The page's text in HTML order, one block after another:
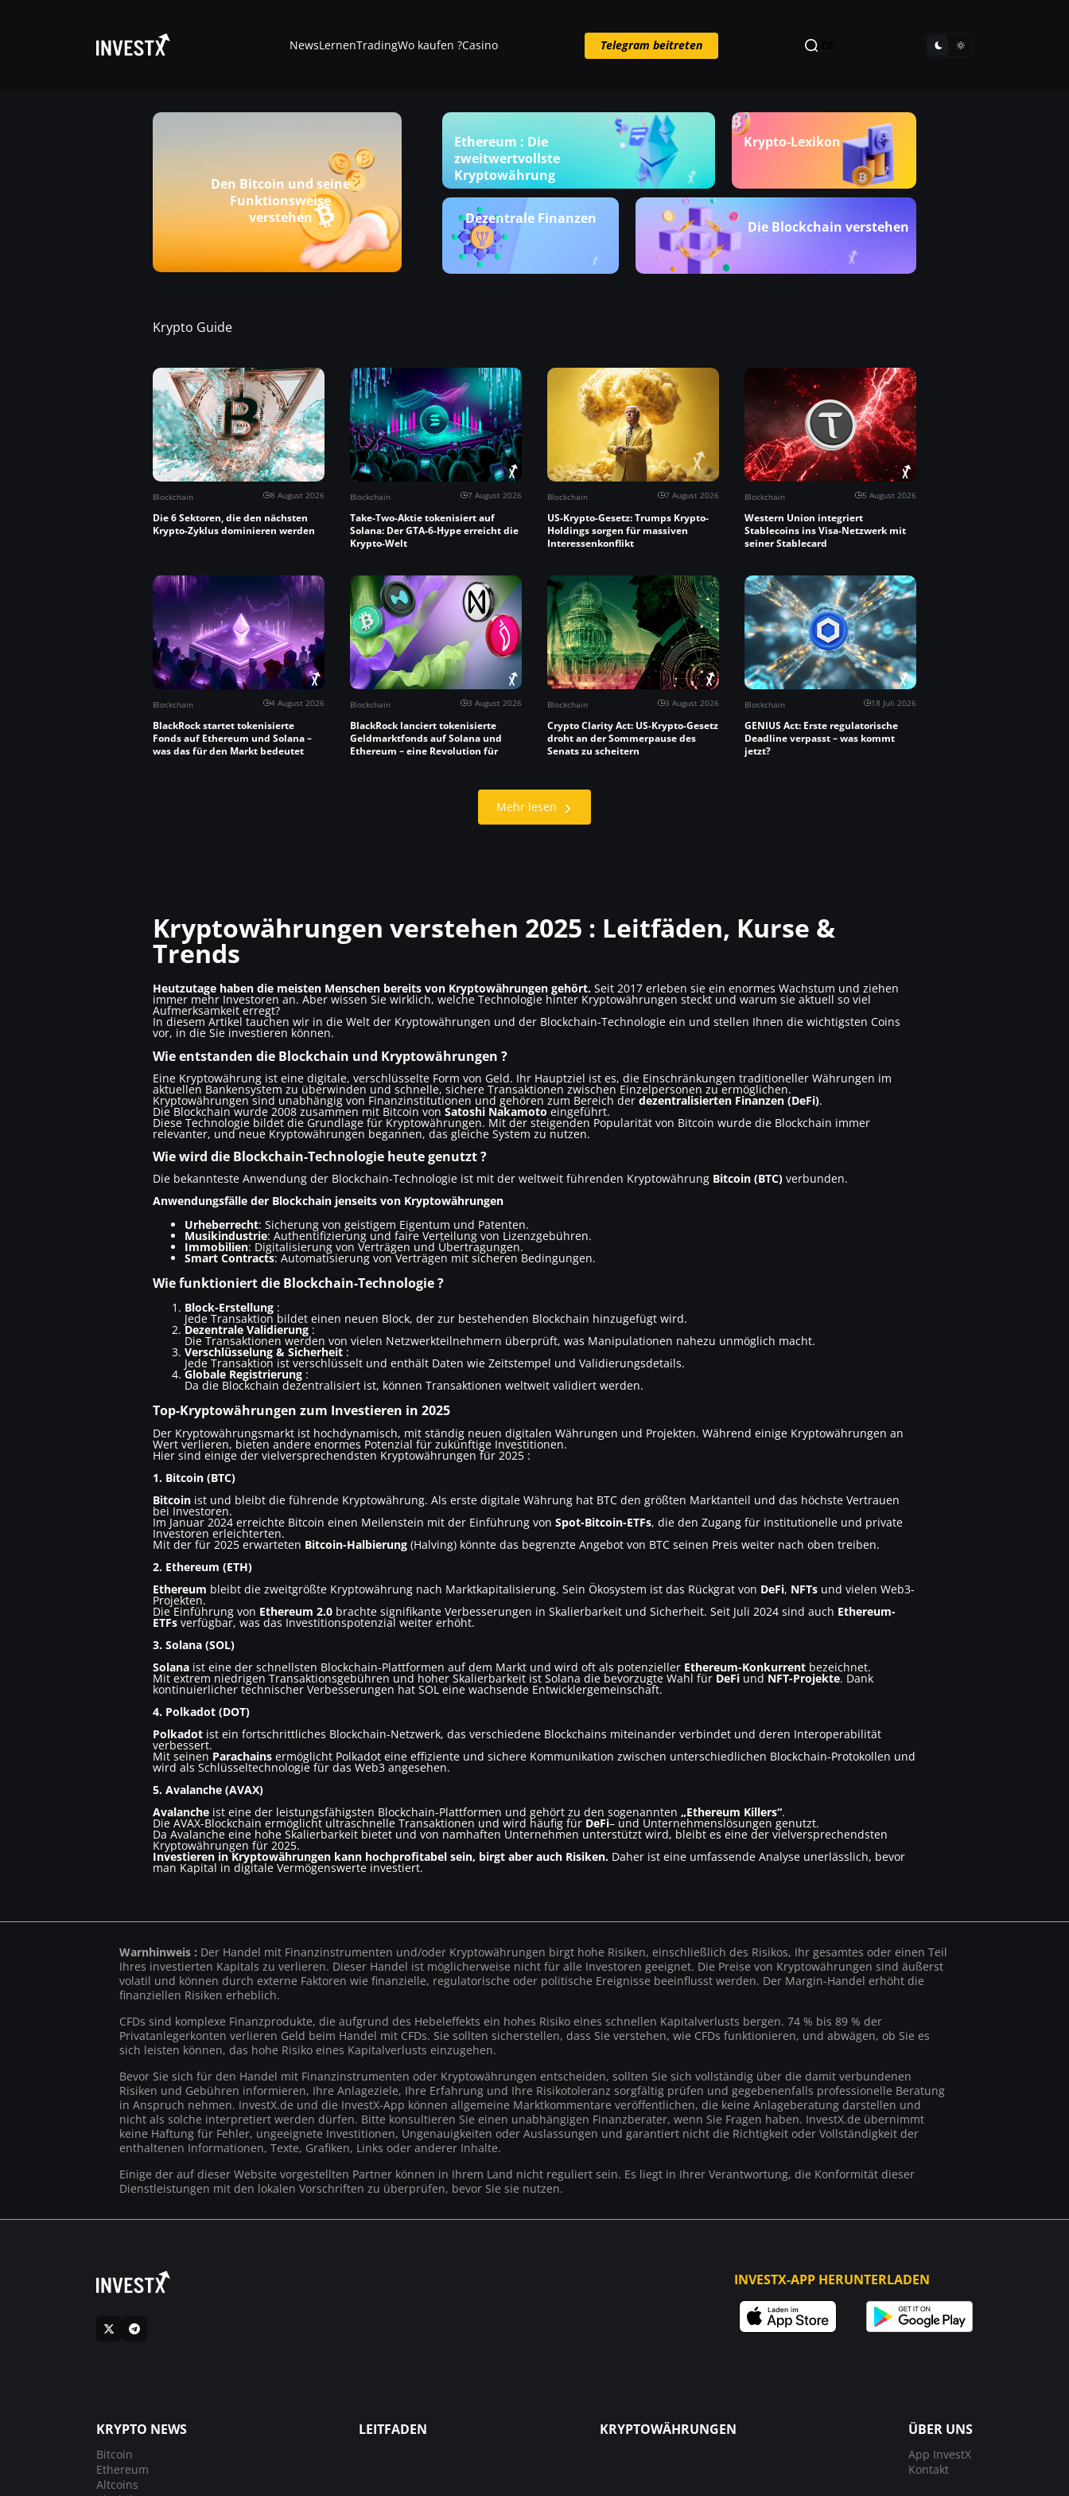
NewsLernenTradingWo kaufen ?Casino Telegram beitreten
Den Bitcoin und seine
Funktionsweise
verstehen
Ethereum : Die
zweitwertvollste
Kryptowährung
Krypto-Lexikon
Dezentrale Finanzen Die Blockchain verstehen
Krypto Guide
Blockchain 8 August 2026
Die 6 Sektoren, die den nächsten
Krypto-Zyklus dominieren werden
Blockchain 7 August 2026
Take-Two-Aktie tokenisiert auf
Solana: Der GTA-6-Hype erreicht die
Krypto-Welt
Blockchain 7 August 2026
US-Krypto-Gesetz: Trumps Krypto-
Holdings sorgen für massiven
Interessenkonflikt
Blockchain 5 August 2026
Western Union integriert
Stablecoins ins Visa-Netzwerk mit
seiner Stablecard
Blockchain 4 August 2026
BlackRock startet tokenisierte
Fonds auf Ethereum und Solana –
was das für den Markt bedeutet
Blockchain 3 August 2026
BlackRock lanciert tokenisierte
Geldmarktfonds auf Solana und
Ethereum – eine Revolution für
Blockchain 3 August 2026
Crypto Clarity Act: US-Krypto-Gesetz
droht an der Sommerpause des
Senats zu scheitern
Blockchain 18 Juli 2026
GENIUS Act: Erste regulatorische
Deadline verpasst – was kommt
jetzt?
Mehr lesen
Kryptowährungen verstehen 2025 : Leitfäden, Kurse &
Trends
Heutzutage haben die meisten Menschen bereits von Kryptowährungen gehört. Seit 2017 erleben sie ein enormes Wachstum und ziehen
immer mehr Investoren an. Aber wissen Sie wirklich, welche Technologie hinter Kryptowährungen steckt und warum sie aktuell so viel
Aufmerksamkeit erregt?
In diesem Artikel tauchen wir in die Welt der Kryptowährungen und der Blockchain-Technologie ein und stellen Ihnen die wichtigsten Coins
vor, in die Sie investieren können.
Wie entstanden die Blockchain und Kryptowährungen ?
Eine Kryptowährung ist eine digitale, verschlüsselte Form von Geld. Ihr Hauptziel ist es, die Einschränkungen traditioneller Währungen im
aktuellen Bankensystem zu überwinden und schnelle, sichere Transaktionen zwischen Einzelpersonen zu ermöglichen.
Kryptowährungen sind unabhängig von Finanzinstitutionen und gehören zum Bereich der dezentralisierten Finanzen (DeFi).
Die Blockchain wurde 2008 zusammen mit Bitcoin von Satoshi Nakamoto eingeführt.
Diese Technologie bildet die Grundlage für Kryptowährungen. Mit der steigenden Popularität von Bitcoin wurde die Blockchain immer
relevanter, und neue Kryptowährungen begannen, das gleiche System zu nutzen.
Wie wird die Blockchain-Technologie heute genutzt ?
Die bekannteste Anwendung der Blockchain-Technologie ist mit der weltweit führenden Kryptowährung Bitcoin (BTC) verbunden.
Anwendungsfälle der Blockchain jenseits von Kryptowährungen
Urheberrecht: Sicherung von geistigem Eigentum und Patenten.
Musikindustrie: Authentifizierung und faire Verteilung von Lizenzgebühren.
Immobilien: Digitalisierung von Verträgen und Übertragungen.
Smart Contracts: Automatisierung von Verträgen mit sicheren Bedingungen.
Wie funktioniert die Blockchain-Technologie ?
Block-Erstellung :
Jede Transaktion bildet einen neuen Block, der zur bestehenden Blockchain hinzugefügt wird.
Dezentrale Validierung :
Die Transaktionen werden von vielen Netzwerkteilnehmern überprüft, was Manipulationen nahezu unmöglich macht.
Verschlüsselung & Sicherheit :
Jede Transaktion ist verschlüsselt und enthält Daten wie Zeitstempel und Validierungsdetails.
Globale Registrierung :
Da die Blockchain dezentralisiert ist, können Transaktionen weltweit validiert werden.
Top-Kryptowährungen zum Investieren in 2025
Der Kryptowährungsmarkt ist hochdynamisch, mit ständig neuen digitalen Währungen und Projekten. Während einige Kryptowährungen an
Wert verlieren, bieten andere enormes Potenzial für zukünftige Investitionen.
Hier sind einige der vielversprechendsten Kryptowährungen für 2025 :
1. Bitcoin (BTC)
Bitcoin ist und bleibt die führende Kryptowährung. Als erste digitale Währung hat BTC den größten Marktanteil und das höchste Vertrauen
bei Investoren.
Im Januar 2024 erreichte Bitcoin einen Meilenstein mit der Einführung von Spot-Bitcoin-ETFs, die den Zugang für institutionelle und private
Investoren erleichterten.
Mit der für 2025 erwarteten Bitcoin-Halbierung (Halving) könnte das begrenzte Angebot von BTC seinen Preis weiter nach oben treiben.
2. Ethereum (ETH)
Ethereum bleibt die zweitgrößte Kryptowährung nach Marktkapitalisierung. Sein Ökosystem ist das Rückgrat von DeFi, NFTs und vielen Web3-
Projekten.
Die Einführung von Ethereum 2.0 brachte signifikante Verbesserungen in Skalierbarkeit und Sicherheit. Seit Juli 2024 sind auch Ethereum-
ETFs verfügbar, was das Investitionspotenzial weiter erhöht.
3. Solana (SOL)
Solana ist eine der schnellsten Blockchain-Plattformen auf dem Markt und wird oft als potenzieller Ethereum-Konkurrent bezeichnet.
Mit extrem niedrigen Transaktionsgebühren und hoher Skalierbarkeit ist Solana die bevorzugte Wahl für DeFi und NFT-Projekte. Dank
kontinuierlicher technischer Verbesserungen hat SOL eine wachsende Entwicklergemeinschaft.
4. Polkadot (DOT)
Polkadot ist ein fortschrittliches Blockchain-Netzwerk, das verschiedene Blockchains miteinander verbindet und deren Interoperabilität
verbessert.
Mit seinen Parachains ermöglicht Polkadot eine effiziente und sichere Kommunikation zwischen unterschiedlichen Blockchain-Protokollen und
wird als Schlüsseltechnologie für das Web3 angesehen.
5. Avalanche (AVAX)
Avalanche ist eine der leistungsfähigsten Blockchain-Plattformen und gehört zu den sogenannten „Ethereum Killers“.
Die AVAX-Blockchain ermöglicht ultraschnelle Transaktionen und wird häufig für DeFi– und Unternehmenslösungen genutzt.
Da Avalanche eine hohe Skalierbarkeit bietet und von namhaften Unternehmen unterstützt wird, bleibt es eine der vielversprechendsten
Kryptowährungen für 2025.
Investieren in Kryptowährungen kann hochprofitabel sein, birgt aber auch Risiken. Daher ist eine umfassende Analyse unerlässlich, bevor
man Kapital in digitale Vermögenswerte investiert.
Warnhinweis : Der Handel mit Finanzinstrumenten und/oder Kryptowährungen birgt hohe Risiken, einschließlich des Risikos, Ihr gesamtes oder einen Teil
Ihres investierten Kapitals zu verlieren. Dieser Handel ist möglicherweise nicht für alle Investoren geeignet. Die Preise von Kryptowährungen sind äußerst
volatil und können durch externe Faktoren wie finanzielle, regulatorische oder politische Ereignisse beeinflusst werden. Der Margin-Handel erhöht die
finanziellen Risiken erheblich.
CFDs sind komplexe Finanzprodukte, die aufgrund des Hebeleffekts ein hohes Risiko eines schnellen Kapitalverlusts bergen. 74 % bis 89 % der
Privatanlegerkonten verlieren Geld beim Handel mit CFDs. Sie sollten sicherstellen, dass Sie verstehen, wie CFDs funktionieren, und abwägen, ob Sie es
sich leisten können, das hohe Risiko eines Kapitalverlusts einzugehen.
Bevor Sie sich für den Handel mit Finanzinstrumenten oder Kryptowährungen entscheiden, sollten Sie sich vollständig über die damit verbundenen
Risiken und Gebühren informieren, Ihre Anlageziele, Ihre Erfahrung und Ihre Risikotoleranz sorgfältig prüfen und gegebenenfalls professionelle Beratung
in Anspruch nehmen. InvestX.de und die InvestX-App können allgemeine Marktkommentare veröffentlichen, die keine Anlageberatung darstellen und
nicht als solche interpretiert werden dürfen. Bitte konsultieren Sie einen unabhängigen Finanzberater, wenn Sie Fragen haben. InvestX.de übernimmt
keine Haftung für Fehler, ungeeignete Investitionen, Ungenauigkeiten oder Auslassungen und garantiert nicht die Richtigkeit oder Vollständigkeit der
enthaltenen Informationen, Texte, Grafiken, Links oder anderer Inhalte.
Einige der auf dieser Website vorgestellten Partner können in Ihrem Land nicht reguliert sein. Es liegt in Ihrer Verantwortung, die Konformität dieser
Dienstleistungen mit den lokalen Vorschriften zu überprüfen, bevor Sie sie nutzen.
INVESTX-APP HERUNTERLADEN
KRYPTO NEWS
Bitcoin
Ethereum
Altcoins
LEITFADEN KRYPTOWÄHRUNGEN ÜBER UNS
App InvestX
Kontakt